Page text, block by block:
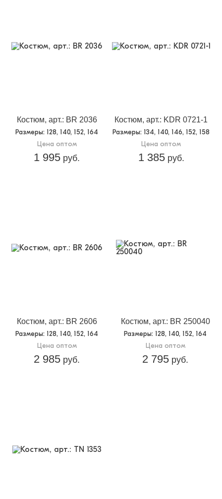
Костюм, арт.: BR 2036
Размеры: 128, 140, 152, 164
Цена оптом
1 995 руб.
Костюм, арт.: KDR 0721-1
Размеры: 134, 140, 146, 152, 158
Цена оптом
1 385руб.
Костюм, арт.: BR 2606
Размеры: 128, 140, 152, 164
Цена оптом
2 985 руб.
Костюм, арт.: BR 250040
Размеры: 128, 140, 152, 164
Цена оптом
2 795 руб.